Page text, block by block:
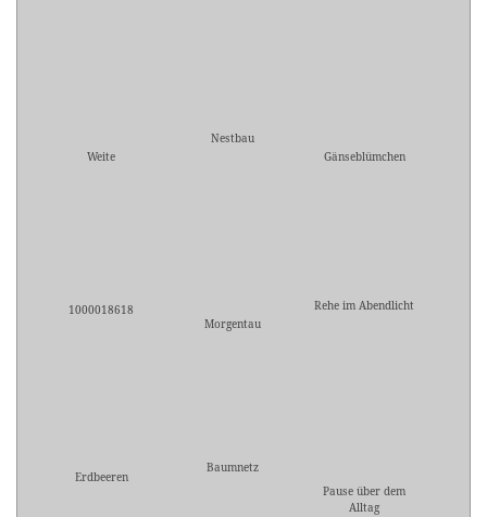
Weite
Nestbau
Gänseblümchen
1000018618
Morgentau
Rehe im Abendlicht
Erdbeeren
Baumnetz
Pause über dem
Alltag